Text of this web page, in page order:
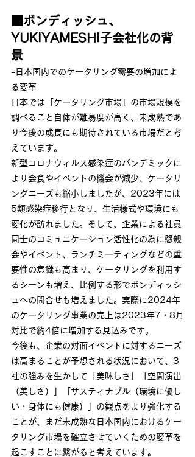
■ボンディッシュ、
YUKIYAMESHI子会社化の背
景
-日本国内でのケータリング需要の増加によ
る変革
日本では「ケータリング市場」の市場規模を
調べること自体が難易度が高く、未成熟であ
り今後の成長にも期待されている市場だと考
えています。
新型コロナウィルス感染症のパンデミックに
より会食やイベントの機会が減少、ケータリ
ングニーズも縮小しましたが、2023年には
5類感染症移行となり、生活様式や環境にも
変化が訪れました。そして、企業による社員
同士のコミュニケーション活性化の為に懇親
会やイベント、ランチミーティングなどの重
要性の意識も高まり、ケータリングを利用す
るシーンも増え、比例する形でボンディッシ
ュへの問合せも増えました。実際に2024年
のケータリング事業の売上は2023年7・8月
対比で約4倍に増加する見込みです。
今後も、企業の対面イベントに対するニーズ
は高まることが予想される状況において、3
社の強みを生かして「美味しさ」「空間演出
（美しさ）」「サスティナブル（環境に優し
い・身体にも健康）」の観点をより強化する
ことが、まだ未成熟な日本国内におけるケー
タリング市場を確立させていくための変革を
起こすことに繋がると考えています。